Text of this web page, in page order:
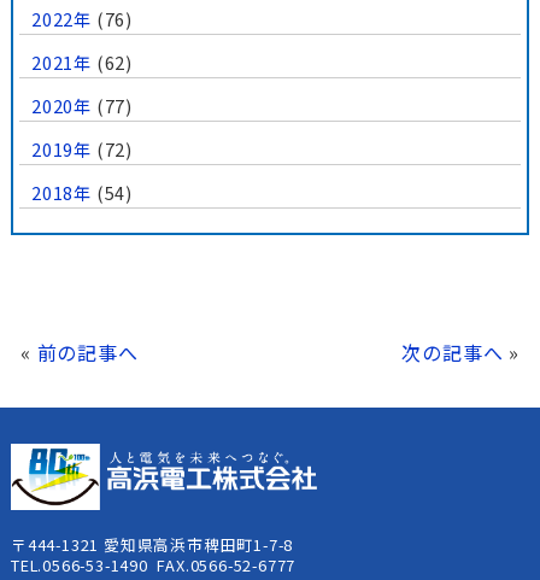
2022年 (76)
2021年 (62)
2020年 (77)
2019年 (72)
2018年 (54)
« 前の記事へ 次の記事へ »
〒444-1321 愛知県高浜市稗田町1-7-8
TEL.0566-53-1490 FAX.0566-52-6777